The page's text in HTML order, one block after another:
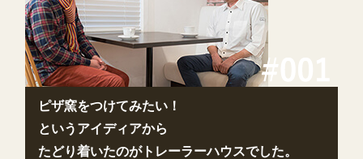
ピザ窯をつけてみたい！
というアイディアから
たどり着いたのがトレーラーハウスでした。